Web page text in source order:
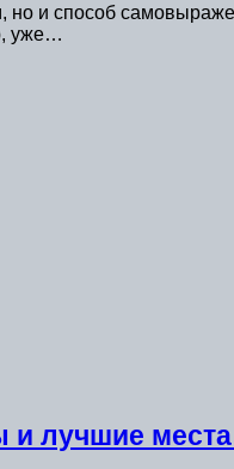
и способ
уже…
лучшие места